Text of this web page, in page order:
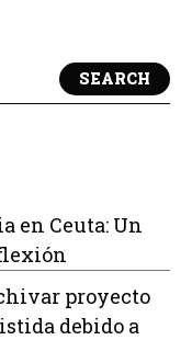
SEARCH
en Ceuta: Un
proyecto
debido a